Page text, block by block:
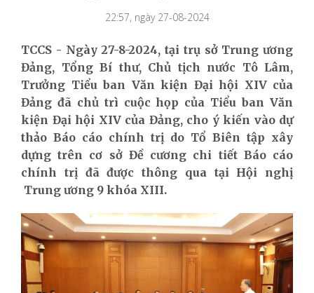
22:57, ngày 27-08-2024
TCCS - Ngày 27-8-2024, tại trụ sở Trung ương
Đảng, Tổng Bí thư, Chủ tịch nước Tô Lâm,
Trưởng Tiểu ban Văn kiện Đại hội XIV của
Đảng đã chủ trì cuộc họp của Tiểu ban Văn
kiện Đại hội XIV của Đảng, cho ý kiến vào dự
thảo Báo cáo chính trị do Tổ Biên tập xây
dựng trên cơ sở Đề cương chi tiết Báo cáo
chính trị đã được thông qua tại Hội nghị
Trung ương 9 khóa XIII.